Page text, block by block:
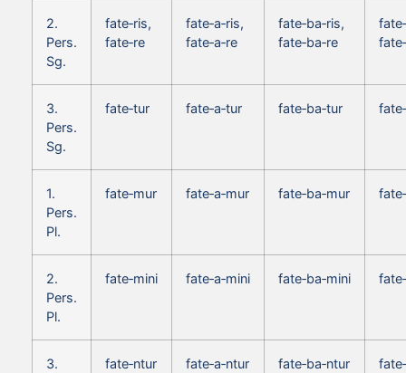
2.
Pers.
Sg.
fate‑ris,
fate‑re
fate‑a‑ris,
fate‑a‑re
fate‑ba‑ris,
fate‑ba‑re
3.
Pers.
Sg.
fate‑tur fate‑a‑tur fate‑ba‑tur
1.
Pers.
Pl.
fate‑mur fate‑a‑mur fate‑ba‑mur
2.
Pers.
Pl.
fate‑mini fate‑a‑mini fate‑ba‑mini
3.
fate‑ntur fate‑a‑ntur fate‑ba‑ntur